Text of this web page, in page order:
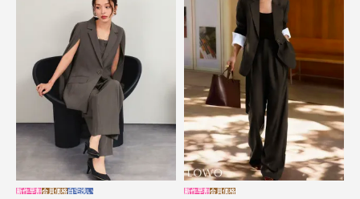
新作早割会員価格自宅洗い 新作早割会員価格